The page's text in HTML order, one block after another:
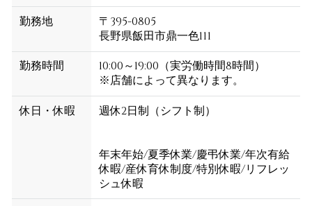
勤務地
〒395-0805
長野県飯田市鼎一色111
勤務時間
10:00～19:00（実労働時間8時間）
※店舗によって異なります。
休日・休暇 週休2日制（シフト制）
年末年始/夏季休業/慶弔休業/年次有給
休暇/産休育休制度/特別休暇/リフレッ
シュ休暇